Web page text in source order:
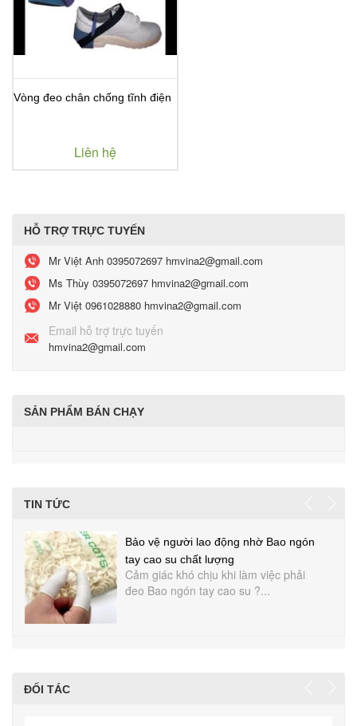
Vòng đeo chân chống tĩnh điện
Liên hệ
HỖ TRỢ TRỰC TUYẾN
Mr Việt Anh 0395072697 hmvina2@gmail.com
Ms Thùy 0395072697 hmvina2@gmail.com
Mr Việt 0961028880 hmvina2@gmail.com
Email hỗ trợ trực tuyến
hmvina2@gmail.com
SẢN PHẨM BÁN CHẠY
TIN TỨC
Bảo vệ người lao động nhờ Bao ngón
tay cao su chất lượng
Cảm giác khó chịu khi làm việc phải
đeo Bao ngón tay cao su ?...
ĐỐI TÁC